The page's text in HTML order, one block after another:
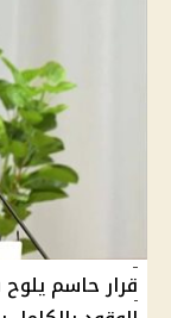
قرار حاسم